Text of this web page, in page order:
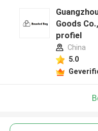
Goods
profiel
China
5.0